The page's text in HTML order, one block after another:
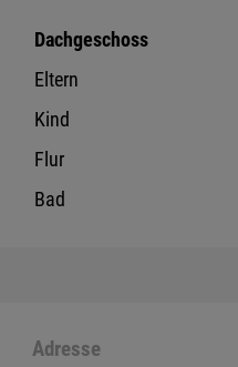
Dachgeschoss
Eltern
Kind
Flur
Bad
Adresse